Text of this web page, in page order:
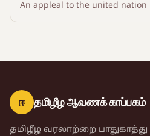
An appleal to the united nation
ஈ தமிழீழ ஆவணக் காப்பகம்
தமிழீழ வரலாற்றை